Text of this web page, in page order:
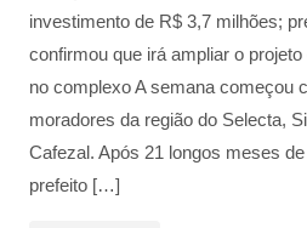
investimento de R$ 3,7 milhões;
confirmou que irá ampliar o
no complexo A semana começou
moradores da região do Selecta,
Cafezal. Após 21 longos meses
prefeito […]